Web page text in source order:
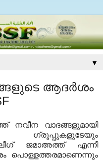
▼
ആദര്‍ശം
നവീന വാദങ്ങളുമായി
ഗ്രൂപ്പുകളുടേയും
ജമാഅത്ത്‌ എന്നീ
പൊള്ളത്തരമാണെന്നും